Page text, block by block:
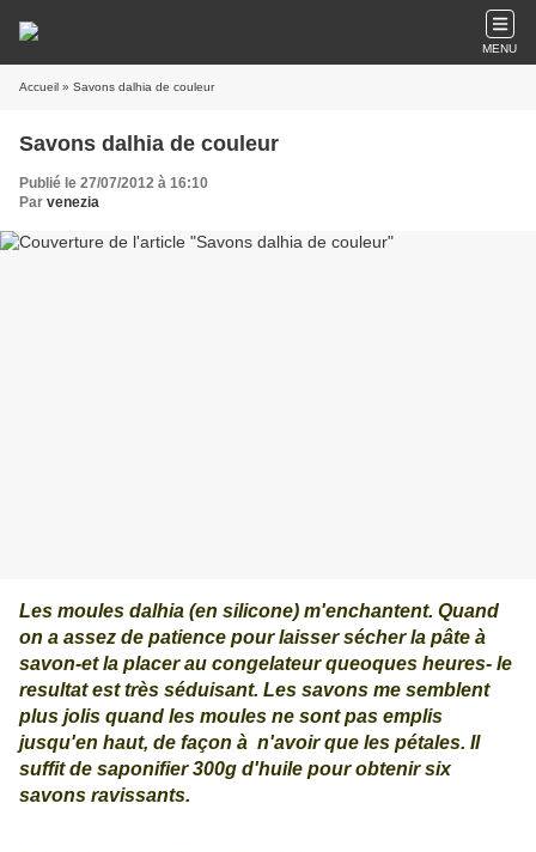
MENU
Accueil » Savons dalhia de couleur
Savons dalhia de couleur
Publié le 27/07/2012 à 16:10
Par venezia
Les moules dalhia (en silicone) m'enchantent. Quand
on a assez de patience pour laisser sécher la pâte à
savon-et la placer au congelateur queoques heures- le
resultat est très séduisant. Les savons me semblent
plus jolis quand les moules ne sont pas emplis
jusqu'en haut, de façon à n'avoir que les pétales. Il
suffit de saponifier 300g d'huile pour obtenir six
savons ravissants.